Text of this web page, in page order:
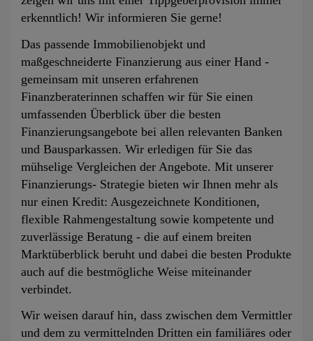
erkenntlich! Wir informieren Sie gerne!
Das passende Immobilienobjekt und
maßgeschneiderte Finanzierung aus einer Hand -
gemeinsam mit unseren erfahrenen
Finanzberaterinnen schaffen wir für Sie einen
umfassenden Überblick über die besten
Finanzierungsangebote bei allen relevanten Banken
und Bausparkassen. Wir erledigen für Sie das
mühselige Vergleichen der Angebote. Mit unserer
Finanzierungs- Strategie bieten wir Ihnen mehr als
nur einen Kredit: Ausgezeichnete Konditionen,
flexible Rahmengestaltung sowie kompetente und
zuverlässige Beratung - die auf einem breiten
Marktüberblick beruht und dabei die besten Produkte
auch auf die bestmögliche Weise miteinander
verbindet.
Wir weisen darauf hin, dass zwischen dem Vermittler
und dem zu vermittelnden Dritten ein familiäres oder